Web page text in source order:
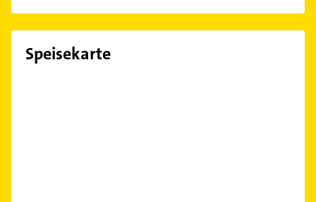
Speisekarte